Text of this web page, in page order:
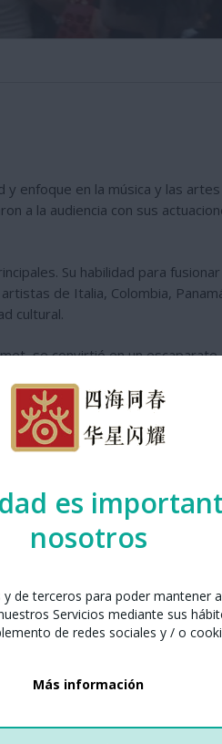
es
nosotros
de terceros para poder mantener
Servicios mediante sus
de redes sociales y / o
Más información
enfoque en la música y las
a la audiencia con sus
Su habilidad para
de Italia, Colombia,
cultural.
se convirtió en un
experiencia cultural
que también fomentó la
y el intercambio cultural en el
demostraron que el arte y la
recordándoles la belleza